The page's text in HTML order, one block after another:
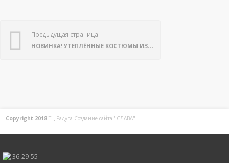
Предыдущая страница
НОВИНКА! УТЕПЛЁННЫЕ КОСТЮМЫ ИЗ ФУТЕРА В МАГАЗИНЕ «САНЯ»
Copyright 2018 ТЦ Радуга Создание сайта "СЛАВА"
36-29-55